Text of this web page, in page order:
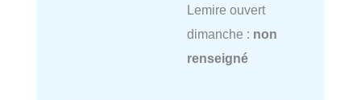
Lemire ouvert
dimanche : non
renseigné